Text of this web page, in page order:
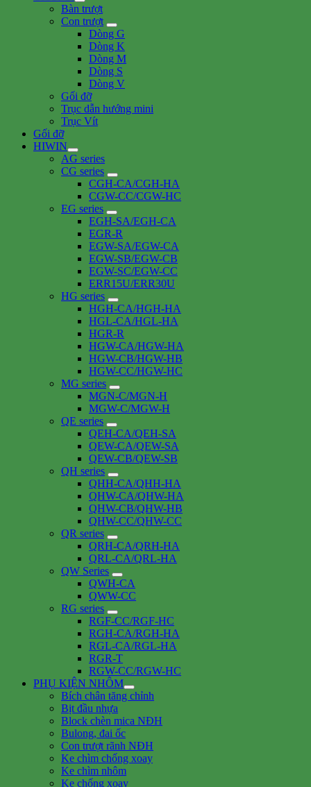
Bàn trượt
Con trượt
Dòng G
Dòng K
Dòng M
Dòng S
Dòng V
Gối đỡ
Trục dẫn hướng mini
Trục Vít
Gối đỡ
HIWIN
AG series
CG series
CGH-CA/CGH-HA
CGW-CC/CGW-HC
EG series
EGH-SA/EGH-CA
EGR-R
EGW-SA/EGW-CA
EGW-SB/EGW-CB
EGW-SC/EGW-CC
ERR15U/ERR30U
HG series
HGH-CA/HGH-HA
HGL-CA/HGL-HA
HGR-R
HGW-CA/HGW-HA
HGW-CB/HGW-HB
HGW-CC/HGW-HC
MG series
MGN-C/MGN-H
MGW-C/MGW-H
QE series
QEH-CA/QEH-SA
QEW-CA/QEW-SA
QEW-CB/QEW-SB
QH series
QHH-CA/QHH-HA
QHW-CA/QHW-HA
QHW-CB/QHW-HB
QHW-CC/QHW-CC
QR series
QRH-CA/QRH-HA
QRL-CA/QRL-HA
QW Series
QWH-CA
QWW-CC
RG series
RGF-CC/RGF-HC
RGH-CA/RGH-HA
RGL-CA/RGL-HA
RGR-T
RGW-CC/RGW-HC
PHỤ KIỆN NHÔM
Bích chân tăng chỉnh
Bịt đầu nhựa
Block chèn mica NĐH
Bulong, đai ốc
Con trượt rãnh NĐH
Ke chìm chống xoay
Ke chìm nhôm
Ke chống xoay